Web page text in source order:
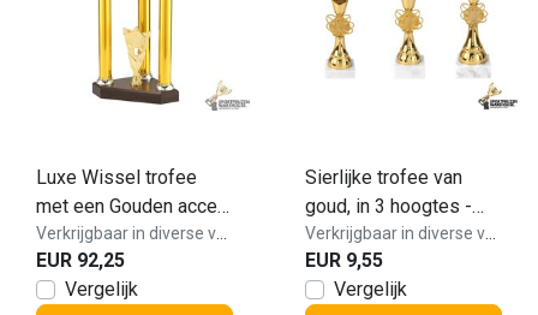
Luxe Wissel trofee
met een Gouden accent
kleur - LT.086
EUR 92,25
Vergelijk
Sierlijke trofee van
goud, in 3 hoogtes -
AK6005
EUR 9,55
Vergelijk